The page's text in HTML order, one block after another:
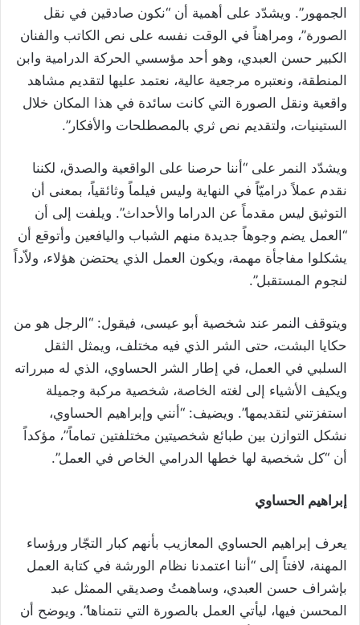
الجمهور”. ويشدّد على أهمية أن “نكون صادقين في نقل
الصورة”، ومراهناً في الوقت نفسه على نص الكاتب والفنان
الكبير حسن العبدي، وهو أحد مؤسسي الحركة الدرامية وابن
المنطقة، ونعتبره مرجعية عالية، نعتمد عليها لتقديم مشاهد
واقعية ونقل الصورة التي كانت سائدة في هذا المكان خلال
الستينيات، ولتقديم نص ثري بالمصطلحات والأفكار”.
ويشدّد النمر على “أننا حرصنا على الواقعية والصدق، لكننا
نقدم عملاً دراميّاً في النهاية وليس فيلماً وثائقياً، بمعنى أن
التوثيق ليس مقدماً عن الدراما والأحداث”. ويلفت إلى أن
“العمل يضم وجوهاً جديدة منهم الشباب واليافعين وأتوقع أن
يشكلوا مفاجأة مهمة، ويكون العمل الذي يحتضن هؤلاء، ولاّداً
لنجوم المستقبل”.
ويتوقف النمر عند شخصية أبو عيسى، فيقول: “الرجل هو من
حكايا البشت، حتى الشر الذي فيه مختلف، ويمثل الثقل
السلبي في العمل، في إطار الشر الحساوي، الذي له مبرراته
ويكيف الأشياء إلى لغته الخاصة، شخصية مركبة وجميلة
استفزتني لتقديمها”. ويضيف: “أنني وإبراهيم الحساوي،
نشكل التوازن بين طبائع شخصيتين مختلفتين تماماً”، مؤكداً
أن “كل شخصية لها خطها الدرامي الخاص في العمل”.
إبراهيم الحساوي
يعرف إبراهيم الحساوي المعازيب بأنهم كبار التجّار ورؤساء
المهنة، لافتاً إلى “أننا اعتمدنا نظام الورشة في كتابة العمل
بإشراف حسن العبدي، وساهمتُ وصديقي الممثل عبد
المحسن فيها، ليأتي العمل بالصورة التي نتمناها”. ويوضح أن